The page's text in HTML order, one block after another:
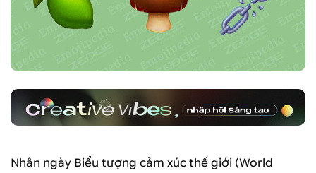
Nhân ngày Biểu tượng cảm xúc thế giới (World